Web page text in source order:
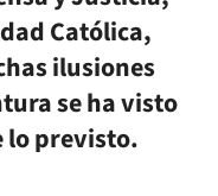
Católica,
ilusiones
se ha visto
lo previsto.